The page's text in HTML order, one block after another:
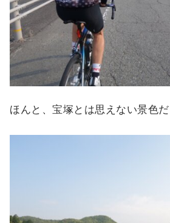
ほんと、宝塚とは思えない景色だ